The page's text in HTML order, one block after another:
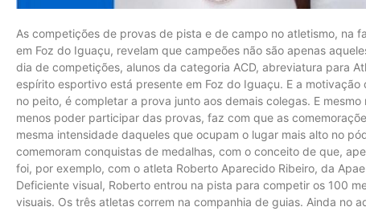
As competições de provas de pista e de campo no atletismo, na
em Foz do Iguaçu, revelam que campeões não são apenas
dia de competições, alunos da categoria ACD, abreviatura para
espírito esportivo está presente em Foz do Iguaçu. E a
no peito, é completar a prova junto aos demais colegas. E
menos poder participar das provas, faz com que as
mesma intensidade daqueles que ocupam o lugar mais alto no
comemoram conquistas de medalhas, com o conceito de que,
foi, por exemplo, com o atleta Roberto Aparecido Ribeiro, da
Deficiente visual, Roberto entrou na pista para competir os 100
visuais. Os três atletas correm na companhia de guias. Ainda no